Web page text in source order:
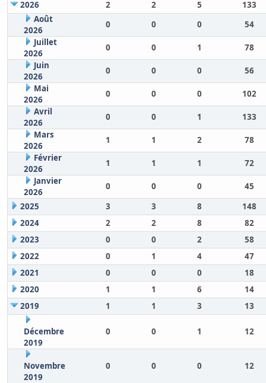
2026 2 2 5
133
Août
2026
0 0 0
54
Juillet
2026
0 0 1
78
Juin
2026
0 0 0
56
Mai
2026
0 0 0
102
Avril
2026
0 0 1
133
Mars
2026
1 1 2
78
Février
2026
1 1 1
72
Janvier
2026
0 0 0
45
2025
3 3 8
148
2024
2 2 8
82
2023
0 0 2
58
2022
0 1 4
47
2021
0 0 0
18
2020
1 1 6
14
2019
1 1 3 13
Décembre
2019
0 0 1 12
Novembre
2019
0 0 0 12